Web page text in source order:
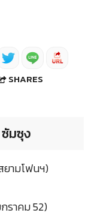
SHARES
มซุง
ยามโฟนฯ)
ราคม 52)